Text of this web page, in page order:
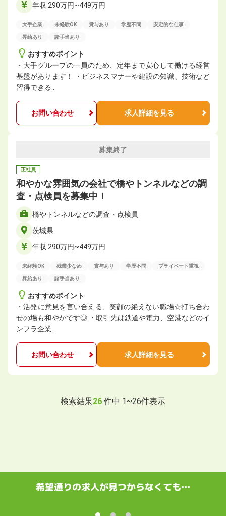
年収 290万円~449万円
大手企業 未経験OK 賞与あり 学歴不問 安定的な仕事
昇給あり 諸手当あり
おすすめポイント
・大手グループの一員のため、定年まで安心して働ける経営
基盤があります！ ・ビジネスマナーや建設の知識、技術など
習得できる…
お問い合わせ 求人詳細を見る
募集終了
正社員
和やかな雰囲気の会社で橋やトンネルなどの調
査・点検員を募集中！
橋やトンネルなどの調査・点検員
茨城県
年収 290万円~449万円
未経験OK 残業少なめ 賞与あり 学歴不問 プライベート重視
昇給あり 諸手当あり
おすすめポイント
・活発に意見を言い合える、笑顔の絶えない職場☆打ち合わ
せの場も和やかです◎ ・取引先は鉄道や電力、空港などのイ
ンフラ企業…
お問い合わせ 求人詳細を見る
検索結果26 件中 1~26件表示
希望通りの求人が見つからなくても…